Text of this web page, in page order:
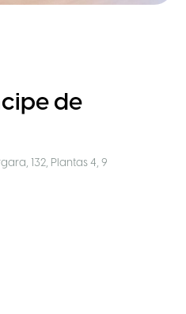
de
132, Plantas 4, 9